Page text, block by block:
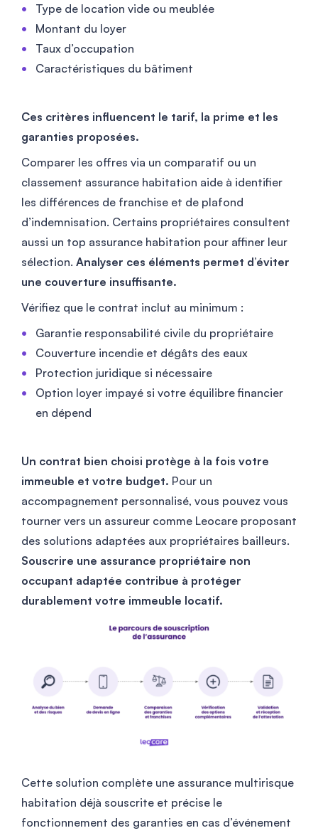
Type de location vide ou meublée
Montant du loyer
Taux d’occupation
Caractéristiques du bâtiment
Ces critères influencent le tarif, la prime et les
garanties proposées.
Comparer les offres via un comparatif ou un
classement assurance habitation aide à identifier
les différences de franchise et de plafond
d’indemnisation. Certains propriétaires consultent
aussi un top assurance habitation pour affiner leur
sélection. Analyser ces éléments permet d’éviter
une couverture insuffisante.
Vérifiez que le contrat inclut au minimum :
Garantie responsabilité civile du propriétaire
Couverture incendie et dégâts des eaux
Protection juridique si nécessaire
Option loyer impayé si votre équilibre financier
en dépend
Un contrat bien choisi protège à la fois votre
immeuble et votre budget. Pour un
accompagnement personnalisé, vous pouvez vous
tourner vers un assureur comme Leocare proposant
des solutions adaptées aux propriétaires bailleurs.
Souscrire une assurance propriétaire non
occupant adaptée contribue à protéger
durablement votre immeuble locatif.
Cette solution complète une assurance multirisque
habitation déjà souscrite et précise le
fonctionnement des garanties en cas d’événement